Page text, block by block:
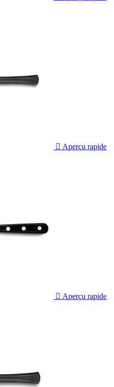
 Aperçu rapide
 Aperçu rapide